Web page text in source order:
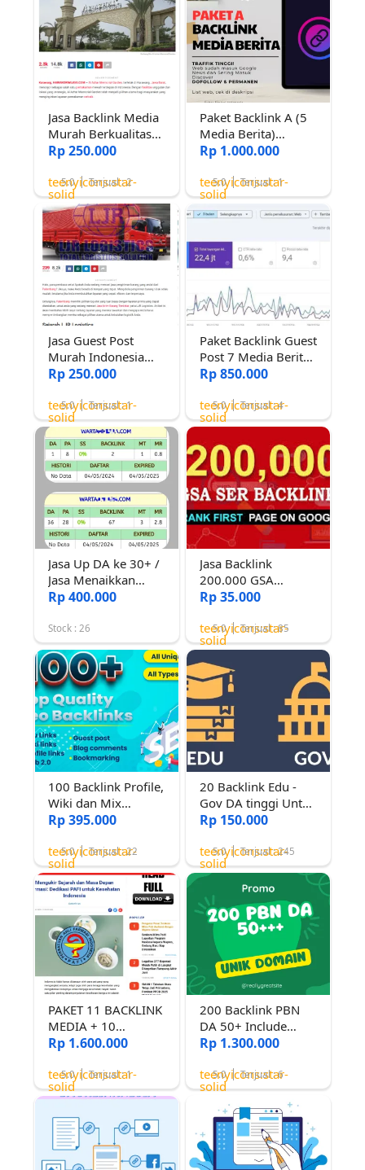
Jasa Backlink Media
Murah Berkualitas
Hanya 250 Ribu
Rp 250.000
teenyicons:star-
solid
5.0 Terjual : 2
Paket Backlink A (5
Media Berita)
Backlink Media
Tinggi! (Sudah
Google News dan
Sering Masuk
Rp 1.000.000
teenyicons:star-
solid
5.0 Terjual : 1
Jasa Guest Post
Murah Indonesia
Dofollow Permanen
Authority dan Trafik
Tinggi
Rp 250.000
teenyicons:star-
solid
5.0 Terjual : 1
Paket Backlink Guest
Post 7 Media Berita
BertrafikTinggi
Rp 850.000
teenyicons:star-
solid
5.0 Terjual : 4
Jasa Up DA ke 30+ /
Jasa Menaikkan
Domain Authority
Rp 400.000
Stock : 26
Jasa Backlink
200.000 GSA
verified untuk
dan youtube
Termurah
Rp 35.000
teenyicons:star-
solid
5.0 Terjual : 85
100 Backlink Profile,
Wiki dan Mix
Backlink Untuk Seo
Rp 395.000
teenyicons:star-
solid
5.0 Terjual : 22
20 Backlink Edu -
Gov DA tinggi Untuk
Menaikkan Rank
Rp 150.000
teenyicons:star-
solid
5.0 Terjual : 245
PAKET 11 BACKLINK
MEDIA + 10
POSTING DI
FACEBOOK
BERTRAFIK
Rp 1.600.000
teenyicons:star-
solid
5.0 Terjual : 1
200 Backlink PBN
DA 50+ Include
Artikel
Rp 1.300.000
teenyicons:star-
solid
5.0 Terjual : 6